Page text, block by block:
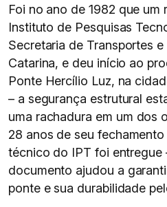
Foi no ano de 1982 que
Instituto de Pesquisas
Secretaria de Transportes
Catarina, e deu início ao
Ponte Hercílio Luz, na
– a segurança estrutural
uma rachadura em um dos
28 anos de seu
técnico do IPT foi entregue
documento ajudou a
ponte e sua durabilidade